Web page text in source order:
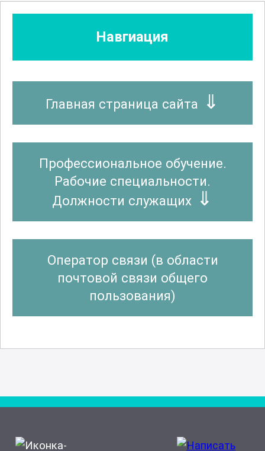
Навгиация
Главная страница сайта
Профессиональное обучение.
Рабочие специальности.
Должности служащих
Оператор связи (в области
почтовой связи общего
пользования)